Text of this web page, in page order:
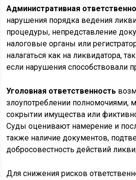
Административная
нарушения порядка ведения
процедуры, непредставление
налоговые органы или
налагаться как на ликвидатора,
если нарушения способствовали
Уголовная ответственность
злоупотреблении полномочиями,
сокрытии имущества или
Суды оценивают намерение и
также наличие документов,
добросовестность действий
Для снижения рисков